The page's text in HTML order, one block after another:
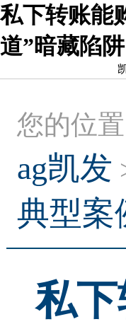
私下转账能
道”暗藏陷
您的位置
ag凯发
典型案
私